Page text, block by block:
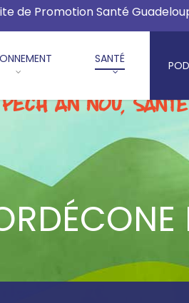
de Promotion Santé
SANTÉ